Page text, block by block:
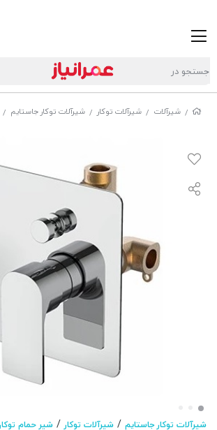
/ شیرآلات / شیرآلات توکار / شیرآلات توکار جاستایم /
شیرآلات توکار جاستایم / شیرآلات توکار/ شیر حمام